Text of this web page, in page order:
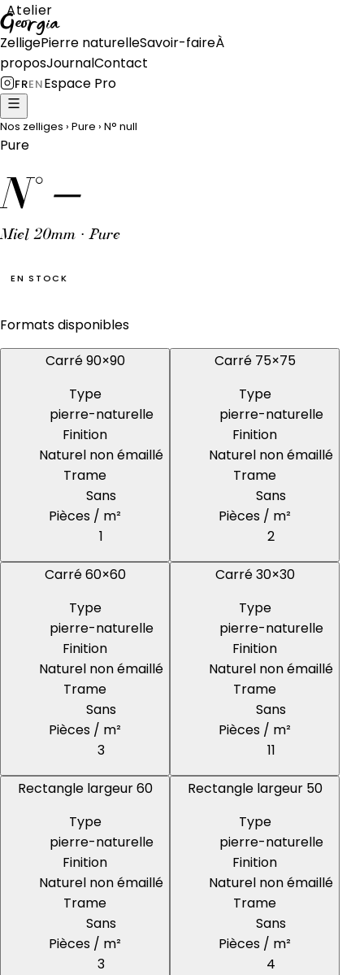
Atelier
Georgia
ZelligePierre naturelleSavoir-faireÀ
proposJournalContact
FRENEspace Pro
Nos zelliges › Pure › N° null
Pure
N° —
Miel 20mm · Pure
EN STOCK
Formats disponibles
Carré 90×90
Type
pierre-naturelle
Finition
Naturel non émaillé
Trame
Sans
Pièces / m²
1
Carré 75×75
Type
pierre-naturelle
Finition
Naturel non émaillé
Trame
Sans
Pièces / m²
2
Carré 60×60
Type
pierre-naturelle
Finition
Naturel non émaillé
Trame
Sans
Pièces / m²
3
Carré 30×30
Type
pierre-naturelle
Finition
Naturel non émaillé
Trame
Sans
Pièces / m²
11
Rectangle largeur 60
Type
pierre-naturelle
Finition
Naturel non émaillé
Trame
Sans
Pièces / m²
3
Rectangle largeur 50
Type
pierre-naturelle
Finition
Naturel non émaillé
Trame
Sans
Pièces / m²
4